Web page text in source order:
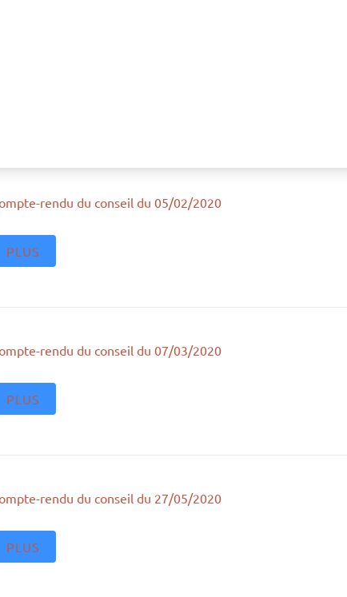
rendu du conseil du 05/02/2020
PLUS
rendu du conseil du 07/03/2020
PLUS
rendu du conseil du 27/05/2020
PLUS